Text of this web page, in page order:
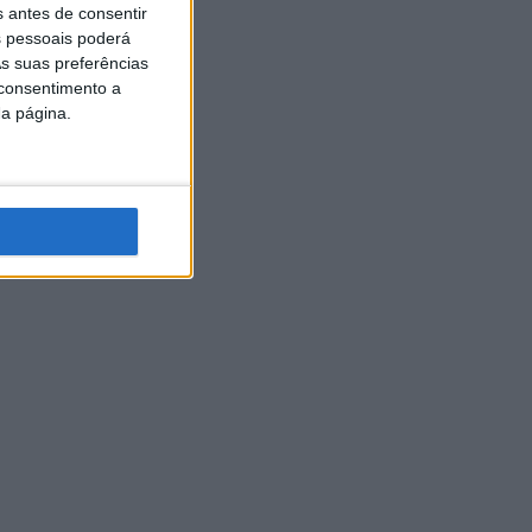
antes de consentir
pessoais poderá
suas preferências
a
página.